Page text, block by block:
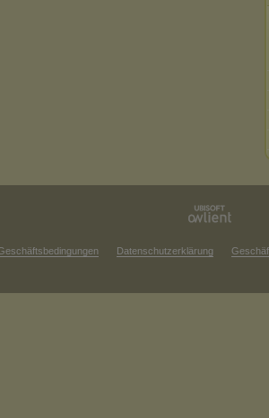
Datenschutzerklärung